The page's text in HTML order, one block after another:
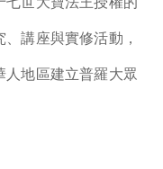
講座與實修活動，
地區建立普羅大眾